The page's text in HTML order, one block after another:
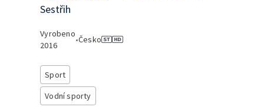
Sestřih
Vyrobeno
2016
•Česko
Sport
Vodní sporty